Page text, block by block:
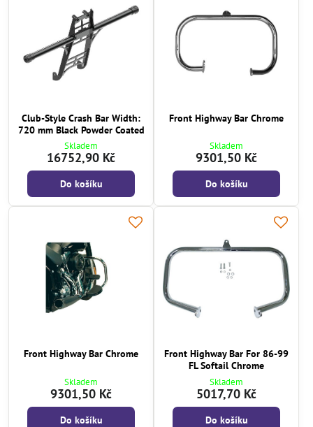
Club-Style Crash Bar Width:
720 mm Black Powder Coated
Skladem
16752,90 Kč
Do košíku
Front Highway Bar Chrome
Skladem
9301,50 Kč
Do košíku
Front Highway Bar Chrome
Skladem
9301,50 Kč
Do košíku
Front Highway Bar For 86-99
FL Softail Chrome
Skladem
5017,70 Kč
Do košíku